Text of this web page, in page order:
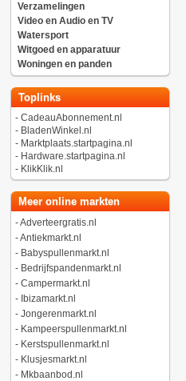
Verzamelingen
Video en Audio en TV
Watersport
Witgoed en apparatuur
Woningen en panden
Toplinks
- CadeauAbonnement.nl
- BladenWinkel.nl
- Marktplaats.startpagina.nl
- Hardware.startpagina.nl
- KlikKlik.nl
Meer online markten
-Adverteergratis.nl
-Antiekmarkt.nl
- Babyspullenmarkt.nl
- Bedrijfspandenmarkt.nl
- Campermarkt.nl
- Ibizamarkt.nl
- Jongerenmarkt.nl
- Kampeerspullenmarkt.nl
- Kerstspullenmarkt.nl
- Klusjesmarkt.nl
- Mkbaanbod.nl